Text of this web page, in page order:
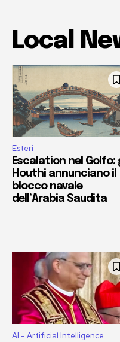
Local
Esteri
Escalation nel Golfo:
Houthi annunciano il
blocco navale
dell’Arabia Saudita
AI - Artificial Intelligence